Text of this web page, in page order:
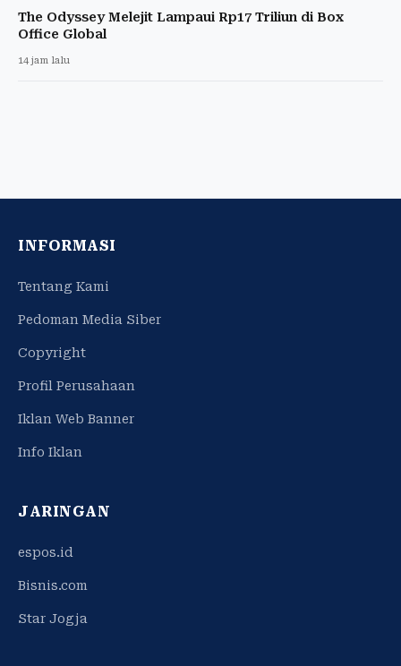
The Odyssey Melejit Lampaui Rp17 Triliun di Box
Office Global
14 jam lalu
INFORMASI
Tentang Kami
Pedoman Media Siber
Copyright
Profil Perusahaan
Iklan Web Banner
Info Iklan
JARINGAN
espos.id
Bisnis.com
Star Jogja